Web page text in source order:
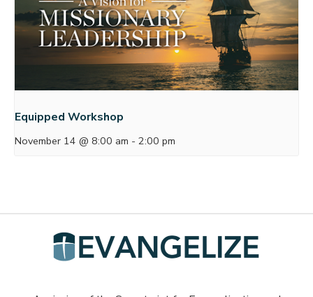
Equipped Workshop
November 14 @ 8:00 am - 2:00 pm